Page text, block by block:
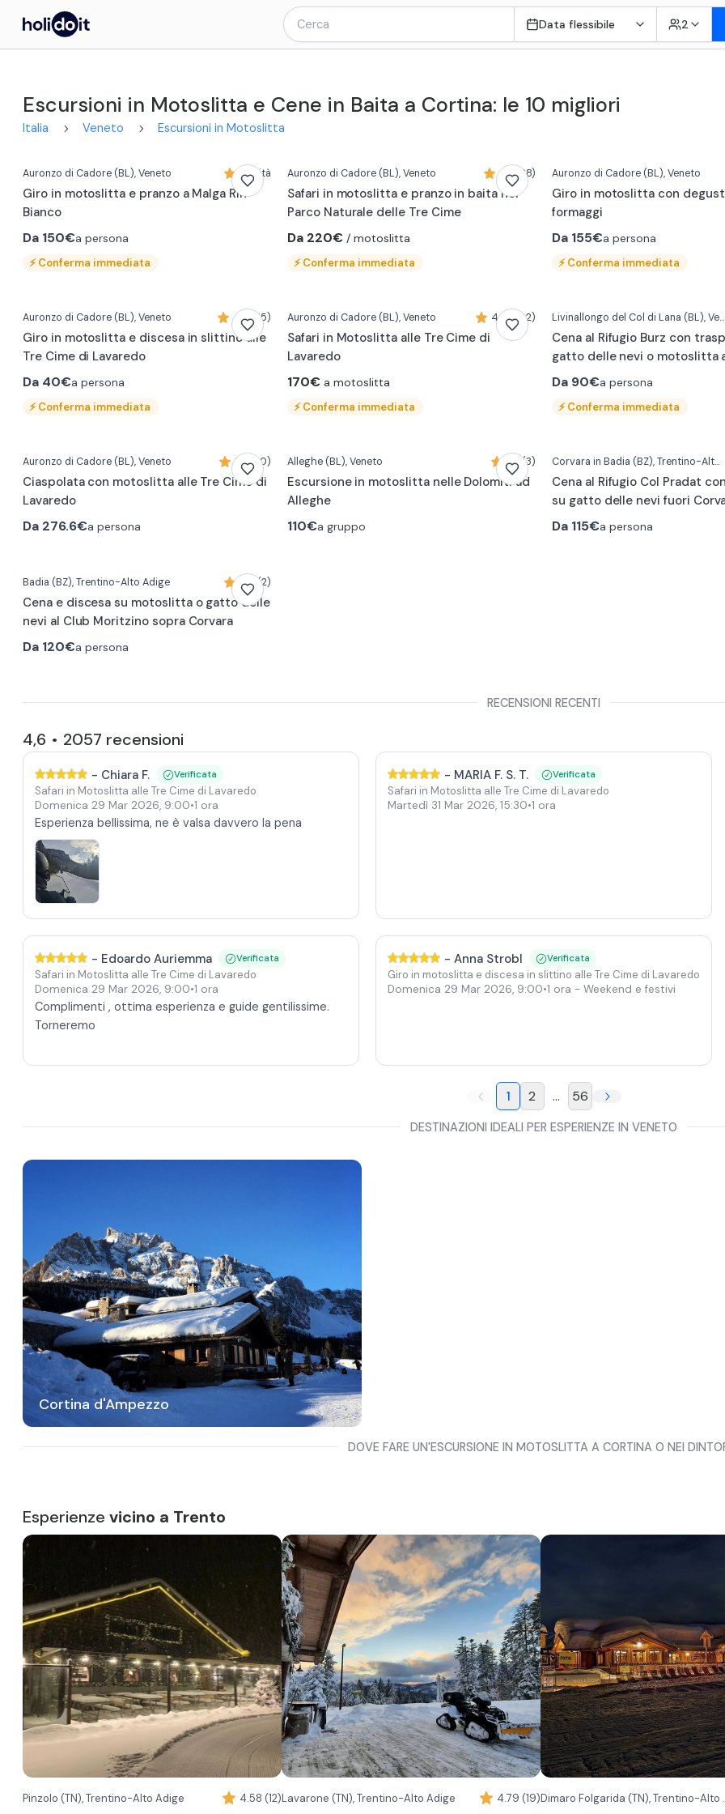
Data flessibile 2
Escursioni in Motoslitta e Cene in Baita a Cortina: le 10 migliori
Italia Veneto Escursioni in Motoslitta
Auronzo di Cadore (BL), Veneto Novità
Giro in motoslitta e pranzo a Malga Rin
Bianco
Da 150€a persona
⚡Conferma immediata
Auronzo di Cadore (BL), Veneto 4,7 (28)
Safari in motoslitta e pranzo in baita nel
Parco Naturale delle Tre Cime
Da 220€ / motoslitta
⚡Conferma immediata
Auronzo di Cadore (BL), Veneto
Giro in motoslitta con
formaggi
Da 155€a persona
⚡Conferma immediata
0:13
Auronzo di Cadore (BL), Veneto 4,8 (75)
Giro in motoslitta e discesa in slittino alle
Tre Cime di Lavaredo
Da 40€a persona
⚡Conferma immediata
0:13
Auronzo di Cadore (BL), Veneto 4,9 (202)
Safari in Motoslitta alle Tre Cime di
Lavaredo
170€ a motoslitta
⚡Conferma immediata
Livinallongo del Col di Lana (BL), Veneto
Cena al Rifugio Burz con
gatto delle nevi o motoslitta
Da 90€a persona
⚡Conferma immediata
Auronzo di Cadore (BL), Veneto 5,0 (10)
Ciaspolata con motoslitta alle Tre Cime di
Lavaredo​
Da 276.6€a persona
Alleghe (BL), Veneto 3,7 (3)
Escursione in motoslitta nelle Dolomiti ad
Alleghe
110€a gruppo
Corvara in Badia (BZ), Trentino-Alto Adige
Cena al Rifugio Col Pradat
su gatto delle nevi fuori
Da 115€a persona
Badia (BZ), Trentino-Alto Adige 5,0 (2)
Cena e discesa su motoslitta o gatto delle
nevi al Club Moritzino sopra Corvara
Da 120€a persona
RECENSIONI RECENTI
4,6 • 2057 recensioni
- Chiara F. Verificata
Safari in Motoslitta alle Tre Cime di Lavaredo
Domenica 29 Mar 2026, 9:00•1 ora
Esperienza bellissima, ne è valsa davvero la pena
- MARIA F. S. T. Verificata
Safari in Motoslitta alle Tre Cime di Lavaredo
Martedì 31 Mar 2026, 15:30•1 ora
- Edoardo Auriemma Verificata
Safari in Motoslitta alle Tre Cime di Lavaredo
Domenica 29 Mar 2026, 9:00•1 ora
Complimenti , ottima esperienza e guide gentilissime.
Torneremo
- Anna Strobl Verificata
Giro in motoslitta e discesa in slittino alle Tre Cime di Lavaredo
Domenica 29 Mar 2026, 9:00•1 ora - Weekend e festivi
1 2 ... 56
DESTINAZIONI IDEALI PER ESPERIENZE IN VENETO
Cortina d'Ampezzo
DOVE FARE UN'ESCURSIONE IN MOTOSLITTA A CORTINA O NEI
Esperienze vicino a Trento
Pinzolo (TN), Trentino-Alto Adige 4.58 (12)Lavarone (TN), Trentino-Alto Adige 4.79 (19) Dimaro